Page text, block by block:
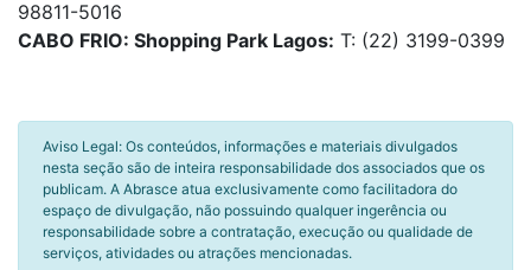
98811-5016
CABO FRIO: Shopping Park Lagos: T: (22) 3199-0399
Aviso Legal: Os conteúdos, informações e materiais divulgados
nesta seção são de inteira responsabilidade dos associados que os
publicam. A Abrasce atua exclusivamente como facilitadora do
espaço de divulgação, não possuindo qualquer ingerência ou
responsabilidade sobre a contratação, execução ou qualidade de
serviços, atividades ou atrações mencionadas.